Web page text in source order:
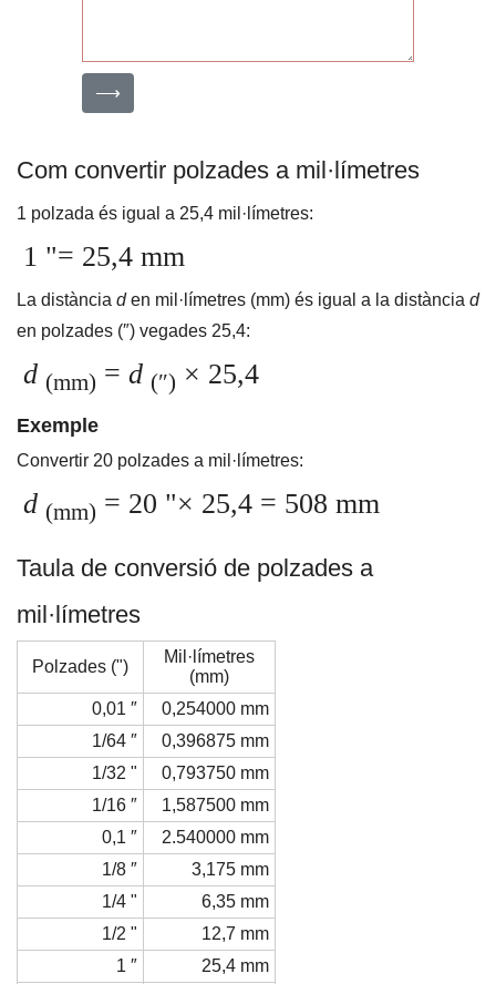
⟶
Com convertir polzades a mil·límetres
1 polzada és igual a 25,4 mil·límetres:
1 "= 25,4 mm
La distància den mil·límetres (mm) és igual a la distància d
en polzades (″) vegades 25,4:
d (mm) = d (″) × 25,4
Exemple
Convertir 20 polzades a mil·límetres:
d (mm) = 20 "× 25,4 = 508 mm
Taula de conversió de polzades a
mil·límetres
Polzades (")
Mil·límetres
(mm)
0,01 ″
0,254000 mm
1/64 ″
0,396875 mm
1/32 "
0,793750 mm
1/16 ″
1,587500 mm
0,1 ″
2.540000 mm
1/8 ″
3,175 mm
1/4 "
6,35 mm
1/2 "
12,7 mm
1 ″
25,4 mm